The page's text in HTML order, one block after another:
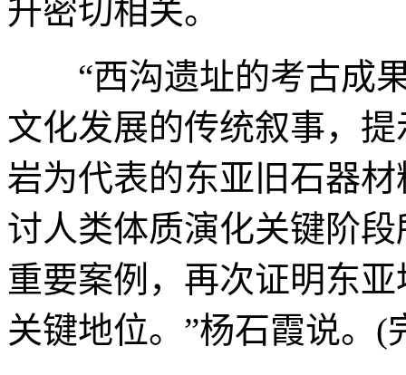
升密切相关。
“西沟遗址的考古成果
文化发展的传统叙事，
岩为代表的东亚旧石器
讨人类体质演化关键阶
重要案例，再次证明东
关键地位。”杨石霞说。(